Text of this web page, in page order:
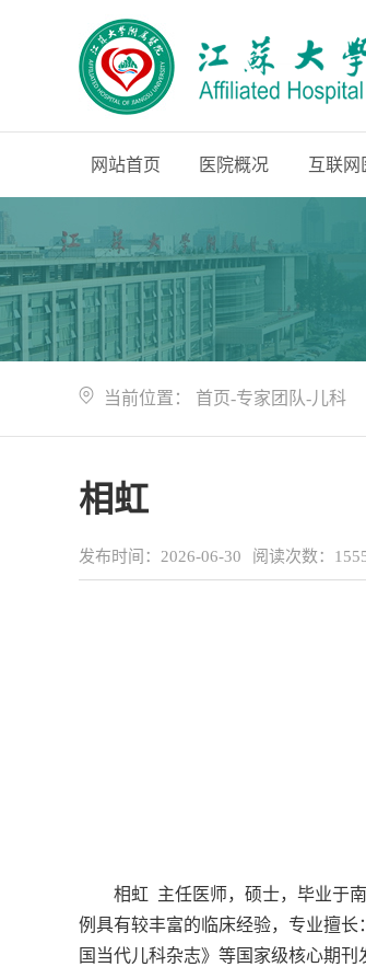
网站首页 医院概况 互联网
当前位置： 首页-专家团队-儿科
相虹
发布时间：2026-06-30 阅读次数：
相虹 主任医师，硕士，毕业于
例具有较丰富的临床经验，专业擅
国当代儿科杂志》等国家级核心期刊